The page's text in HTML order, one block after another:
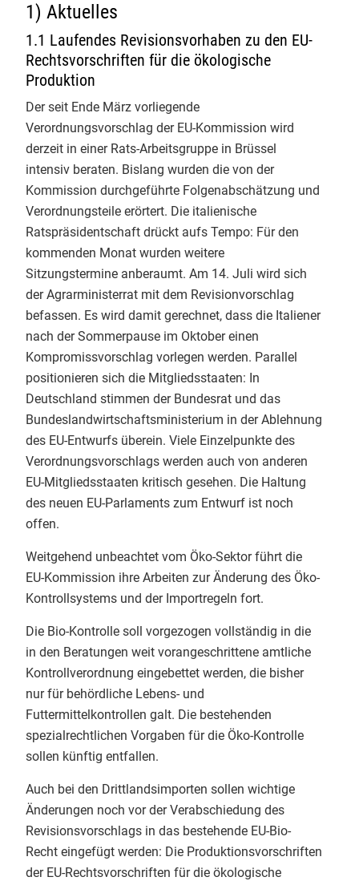
nächsten 30 Jahre.
1
GfRS Gesellschaft für
Ressourcenschutz mbH
02.08.2026
Natürlich GfRS-#biozertifiziert!
GfRS Gesellschaft für
Ressourcenschutz mbH
30.07.2026
Endspurt beim Basiskurs Bio-
Kontrolle an der Uni Gießen! 🌿 Tag
4 hatte es inhaltlich richtig in sich.
​Unsere Themen heute:
✅ QS-Systeme: Wie sichern
Unternehmen der ökologischen
Lebensmittelwirtschaft selbst die
✅ Betrugsbekämpfung: Ein starker
und sehr konkreter Einblick des
LAVE NRW
zu Bio-Betrugsfällen
✅ Die Rollenwippe als Bio-
Kontrolleur:im: Interaktive
Simulationen zum professionellen
und sicheren Auftreten als Prüfer:in
vor Ort.
​Die Ausbildung ist intensiv, macht
aber vor allem eines: viel Mut für
​#BioKontrolle #Zertifizierung
Justus-Liebig-Universität Giessen
Christian Herzig
Verarbeitung, Import und
Handel
Mo - Fr: 9.00 - 12.00 & 13.00 - 17.00 Uhr
gfrs.de
biokueche@
(24/7)
Info-Service 1/2026
Info-Service 4/2025
Info-Service 2/2025
Info-Service 1/2025
Info-Service 4/2024
Info-Service 3/2024
Info-Service 2/2024
Info-Service 1/2024
Info-Service 4/2023
Info-Service 3/2023
Info-Service 2/2023
Info-Service 1/2023
Info-Service 4/2022
Info-Service 2/2022
Info-Service 1/2022
Info-Service 4/2021
Info-Service 3/2021
Info-Service 2/2021
Info-Service 1/2021
Info-Service 4/2020
Info-Service 3/2020
Info-Service 2/2020
1) Aktuelles
1.1 Laufendes Revisionsvorhaben zu den EU-
Rechtsvorschriften für die ökologische
Produktion
Der seit Ende März vorliegende
Verordnungsvorschlag der EU-Kommission wird
derzeit in einer Rats-Arbeitsgruppe in Brüssel
intensiv beraten. Bislang wurden die von der
Kommission durchgeführte Folgenabschätzung und
Verordnungsteile erörtert. Die italienische
Ratspräsidentschaft drückt aufs Tempo: Für den
kommenden Monat wurden weitere
Sitzungstermine anberaumt. Am 14. Juli wird sich
der Agrarministerrat mit dem Revisionvorschlag
befassen. Es wird damit gerechnet, dass die Italiener
nach der Sommerpause im Oktober einen
Kompromissvorschlag vorlegen werden. Parallel
positionieren sich die Mitgliedsstaaten: In
Deutschland stimmen der Bundesrat und das
Bundeslandwirtschaftsministerium in der Ablehnung
des EU-Entwurfs überein. Viele Einzelpunkte des
Verordnungsvorschlags werden auch von anderen
EU-Mitgliedsstaaten kritisch gesehen. Die Haltung
des neuen EU-Parlaments zum Entwurf ist noch
offen.
Weitgehend unbeachtet vom Öko-Sektor führt die
EU-Kommission ihre Arbeiten zur Änderung des Öko-
Kontrollsystems und der Importregeln fort.
Die Bio-Kontrolle soll vorgezogen vollständig in die
in den Beratungen weit vorangeschrittene amtliche
Kontrollverordnung eingebettet werden, die bisher
nur für behördliche Lebens- und
Futtermittelkontrollen galt. Die bestehenden
spezialrechtlichen Vorgaben für die Öko-Kontrolle
sollen künftig entfallen.
Auch bei den Drittlandsimporten sollen wichtige
Änderungen noch vor der Verabschiedung des
Revisionsvorschlags in das bestehende EU-Bio-
Recht eingefügt werden: Die Produktionsvorschriften
der EU-Rechtsvorschriften für die ökologische